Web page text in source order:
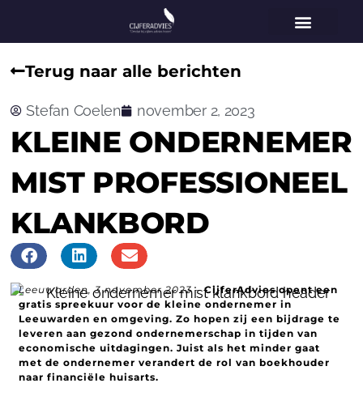
Terug naar alle berichten
Stefan Coelen november 2, 2023
KLEINE ONDERNEMER
MIST PROFESSIONEEL
KLANKBORD
Leeuwarden, 3 november 2023 –CijferAdvies opent een
gratis spreekuur voor de kleine ondernemer in
Leeuwarden en omgeving. Zo hopen zij een bijdrage te
leveren aan gezond ondernemerschap in tijden van
economische uitdagingen. Juist als het minder gaat
met de ondernemer verandert de rol van boekhouder
naar financiële huisarts.